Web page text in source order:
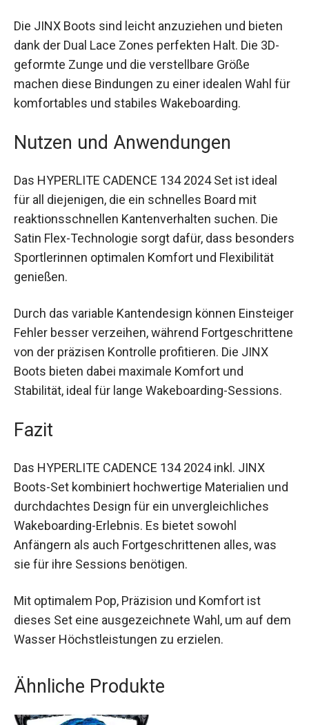
Die JINX Boots sind leicht anzuziehen und bieten
dank der Dual Lace Zones perfekten Halt. Die 3D-
geformte Zunge und die verstellbare Größe
machen diese Bindungen zu einer idealen Wahl für
komfortables und stabiles Wakeboarding.
Nutzen und Anwendungen
Das HYPERLITE CADENCE 134 2024 Set ist ideal
für all diejenigen, die ein schnelles Board mit
reaktionsschnellen Kantenverhalten suchen. Die
Satin Flex-Technologie sorgt dafür, dass besonders
Sportlerinnen optimalen Komfort und Flexibilität
genießen.
Durch das variable Kantendesign können Einsteiger
Fehler besser verzeihen, während Fortgeschrittene
von der präzisen Kontrolle profitieren. Die JINX
Boots bieten dabei maximale Komfort und
Stabilität, ideal für lange Wakeboarding-Sessions.
Fazit
Das HYPERLITE CADENCE 134 2024 inkl. JINX
Boots-Set kombiniert hochwertige Materialien und
durchdachtes Design für ein unvergleichliches
Wakeboarding-Erlebnis. Es bietet sowohl
Anfängern als auch Fortgeschrittenen alles, was
sie für ihre Sessions benötigen.
Mit optimalem Pop, Präzision und Komfort ist
dieses Set eine ausgezeichnete Wahl, um auf dem
Wasser Höchstleistungen zu erzielen.
Ähnliche Produkte